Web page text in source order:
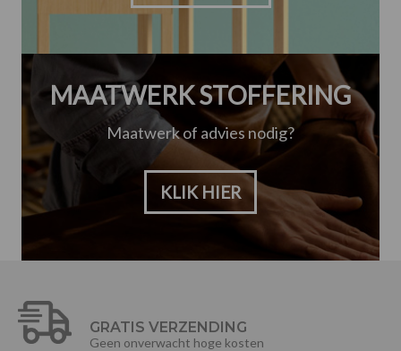
MAATWERK STOFFERING
Maatwerk of advies nodig?
KLIK HIER
GRATIS VERZENDING
Geen onverwacht hoge kosten